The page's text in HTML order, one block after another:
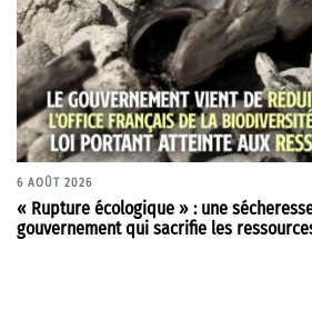
6 AOÛT 2026
« Rupture écologique » : une
gouvernement qui sacrifie les